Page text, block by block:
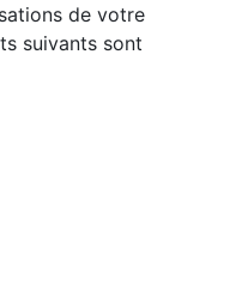
de votre
suivants sont